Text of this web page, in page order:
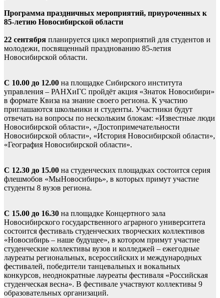
Программа праздничных мероприятий, приуроченных к
85-летию Новосибирской области
22 сентября планируется цикл мероприятий для студентов и
молодежи, посвященный празднованию 85-летия
Новосибирской области.
С 10.00 до 12.00 на площадке Сибирского института
управления – РАНХиГС пройдёт акция «Знаток Новосибири»
в формате Квиза на знание своего региона. К участию
приглашаются школьники и студенты. Участники будут
отвечать на вопросы по нескольким блокам: «Известные люди
Новосибирской области», «Достопримечательности
Новосибирской области», «История Новосибирской области»,
«География Новосибирской области».
С 12.30 до 15.00 на студенческих площадках состоится серия
флешмобов «МыНовосибирь», в которых примут участие
студенты 8 вузов региона.
С 15.00 до 16.30 на площадке Концертного зала
Новосибирского государственного аграрного университета
состоится фестиваль студенческих творческих коллективов
«Новосибирь – наше будущее», в котором примут участие
студенческие коллективы вузов и колледжей – ежегодные
лауреаты региональных, всероссийских и международных
фестивалей, победители танцевальных и вокальных
конкурсов, неоднократные лауреаты фестиваля «Российская
студенческая весна». В фестивале участвуют коллективы 9
образовательных организаций.